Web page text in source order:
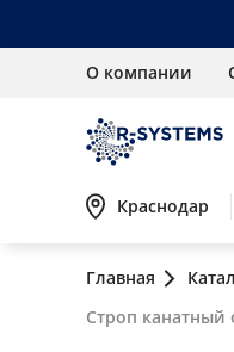
О компании
Краснодар
Главная
Строп канатный